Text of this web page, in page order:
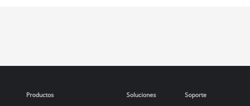
Productos
Soluciones
Soporte